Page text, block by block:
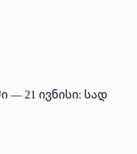
— 21 ივნისი: სად